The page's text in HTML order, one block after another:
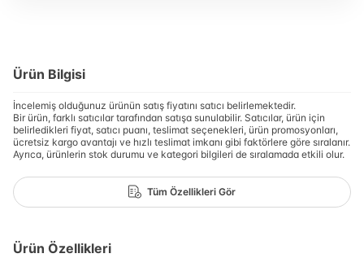
Ürün Bilgisi
İncelemiş olduğunuz ürünün satış fiyatını satıcı belirlemektedir.
Bir ürün, farklı satıcılar tarafından satışa sunulabilir. Satıcılar, ürün için
belirledikleri fiyat, satıcı puanı, teslimat seçenekleri, ürün promosyonları,
ücretsiz kargo avantajı ve hızlı teslimat imkanı gibi faktörlere göre sıralanır.
Ayrıca, ürünlerin stok durumu ve kategori bilgileri de sıralamada etkili olur.
Tüm Özellikleri Gör
Ürün Özellikleri